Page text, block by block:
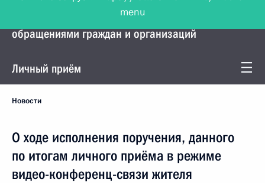
Управление Президента по работе с
обращениями граждан и организаций
Личный приём
Новости
О ходе исполнения поручения, данного
по итогам личного приёма в режиме
видео-конференц-связи жителя
menu